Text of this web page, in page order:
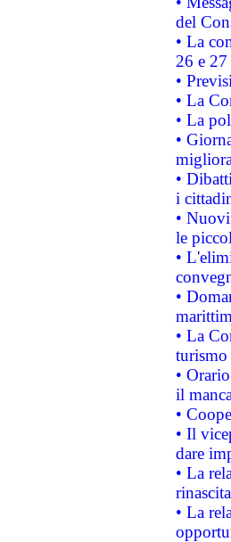
del
• La
26 e
•
• La
• La
•
•
i
•
le
•
•
• La
turismo
•
il
•
• Il
dare
• La
• La